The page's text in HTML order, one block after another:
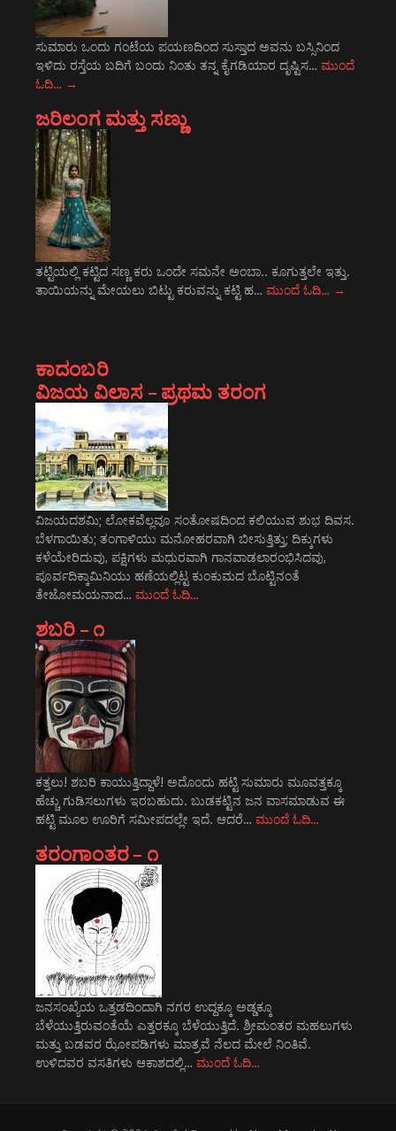
ಸುಮಾರು ಒಂದು ಗಂಟೆಯ ಪಯಣದಿಂದ ಸುಸ್ತಾದ ಅವನು ಬಸ್ಸಿನಿಂದ
ಇಳಿದು ರಸ್ತೆಯ ಬದಿಗೆ ಬಂದು ನಿಂತು ತನ್ನ ಕೈಗಡಿಯಾರ ದೃಷ್ಟಿಸ… ಮುಂದೆ
ಓದಿ… →
ಜರಿಲಂಗ ಮತ್ತು ಸಣ್ಣು
ತಟ್ಟಿಯಲ್ಲಿ ಕಟ್ಟಿದ ಸಣ್ಣ ಕರು ಒಂದೇ ಸಮನೇ ಅಂಬಾ.. ಕೂಗುತ್ತಲೇ ಇತ್ತು.
ತಾಯಿಯನ್ನು ಮೇಯಲು ಬಿಟ್ಟು ಕರುವನ್ನು ಕಟ್ಟಿ ಹ… ಮುಂದೆ ಓದಿ… →
ಕಾದಂಬರಿ
ವಿಜಯ ವಿಲಾಸ – ಪ್ರಥಮ ತರಂಗ
ವಿಜಯದಶಮಿ; ಲೋಕವೆಲ್ಲವೂ ಸಂತೋಷದಿಂದ ಕಲಿಯುವ ಶುಭ ದಿವಸ.
ಬೆಳಗಾಯಿತು; ತಂಗಾಳಿಯು ಮನೋಹರವಾಗಿ ಬೀಸುತ್ತಿತ್ತು; ದಿಕ್ಕುಗಳು
ಕಳೆಯೇರಿದುವು, ಪಕ್ಷಿಗಳು ಮಧುರವಾಗಿ ಗಾನವಾಡಲಾರಂಭಿಸಿದವು,
ಪೂರ್ವದಿಕ್ಕಾಮಿನಿಯು ಹಣೆಯಲ್ಲಿಟ್ಟ ಕುಂಕುಮದ ಬೊಟ್ಟಿನಂತೆ
ತೇಜೋಮಯನಾದ… ಮುಂದೆ ಓದಿ…
ಶಬರಿ – ೧
ಕತ್ತಲು! ಶಬರಿ ಕಾಯುತ್ತಿದ್ದಾಳೆ! ಅದೊಂದು ಹಟ್ಟಿ ಸುಮಾರು ಮೂವತ್ತಕ್ಕೂ
ಹೆಚ್ಚು ಗುಡಿಸಲುಗಳು ಇರಬಹುದು. ಬುಡಕಟ್ಟಿನ ಜನ ವಾಸಮಾಡುವ ಈ
ಹಟ್ಟಿ ಮೂಲ ಊರಿಗೆ ಸಮೀಪದಲ್ಲೇ ಇದೆ. ಆದರೆ… ಮುಂದೆ ಓದಿ…
ತರಂಗಾಂತರ – ೧
ಜನಸಂಖ್ಯೆಯ ಒತ್ತಡದಿಂದಾಗಿ ನಗರ ಉದ್ದಕ್ಕೂ ಅಡ್ಡಕ್ಕೂ
ಬೆಳೆಯುತ್ತಿರುವಂತೆಯೆ ಎತ್ತರಕ್ಕೂ ಬೆಳೆಯುತ್ತಿದೆ. ಶ್ರೀಮಂತರ ಮಹಲುಗಳು
ಮತ್ತು ಬಡವರ ಝೋಪಡಿಗಳು ಮಾತ್ರವೆ ನೆಲದ ಮೇಲೆ ನಿಂತಿವೆ.
ಉಳಿದವರ ವಸತಿಗಳು ಆಕಾಶದಲ್ಲಿ… ಮುಂದೆ ಓದಿ…